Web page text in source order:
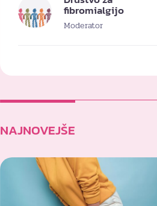
fibromialgijo
Moderator
NAJNOVEJŠE